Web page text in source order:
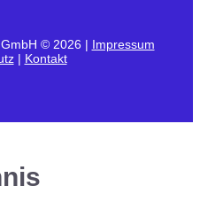
© 2026 | Impressum
| Kontakt